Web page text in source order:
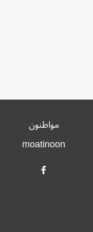
مواطنون
moatinoon